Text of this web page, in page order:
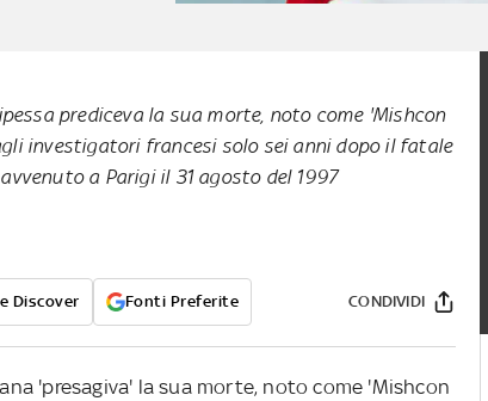
prediceva la sua morte, noto come 'Mishcon
investigatori francesi solo sei anni dopo il fatale
a Parigi il 31 agosto del 1997
Discover Fonti Preferite CONDIVIDI
'presagiva' la sua morte, noto come 'Mishcon